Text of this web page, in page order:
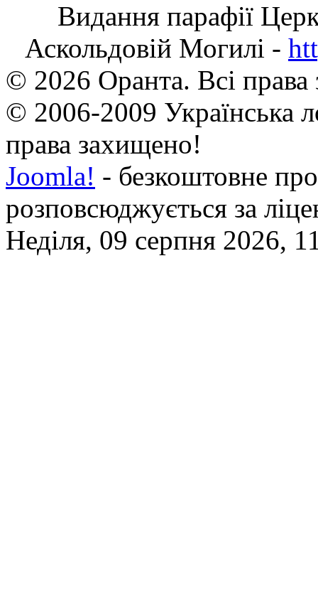
Видання парафії
Аскольдовій Могилі -
© 2026 Оранта. Всі
© 2006-2009 Українська
права захищено!
Joomla! - безкоштовне
розповсюджується за
Неділя, 09 серпня 2026,